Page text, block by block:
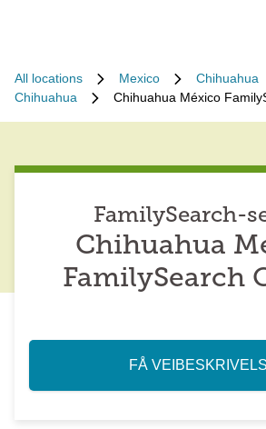
All locations Mexico
Chihuahua
Chihuahua
Chihuahua México
FamilySearch-
Chihuahua
FamilySearch
FÅ